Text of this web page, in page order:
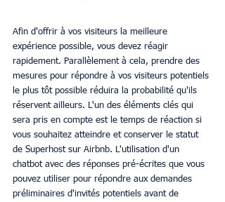
Afin d'offrir à vos visiteurs la meilleure
expérience possible, vous devez réagir
rapidement. Parallèlement à cela, prendre des
mesures pour répondre à vos visiteurs potentiels
le plus tôt possible réduira la probabilité qu'ils
réservent ailleurs. L'un des éléments clés qui
sera pris en compte est le temps de réaction si
vous souhaitez atteindre et conserver le statut
de Superhost sur Airbnb. L'utilisation d'un
chatbot avec des réponses pré-écrites que vous
pouvez utiliser pour répondre aux demandes
préliminaires d'invités potentiels avant de